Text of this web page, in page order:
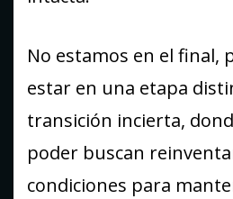
No estamos en el final,
estar en una etapa
transición incierta,
poder buscan
condiciones para